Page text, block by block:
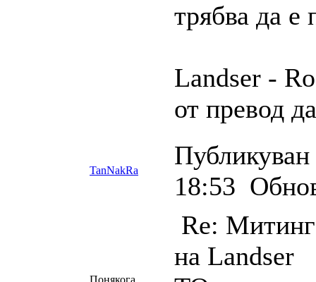
трябва да
Landser -
от превод
TanNakRa
18:53
Понякога
Re: Митинг
на Landser